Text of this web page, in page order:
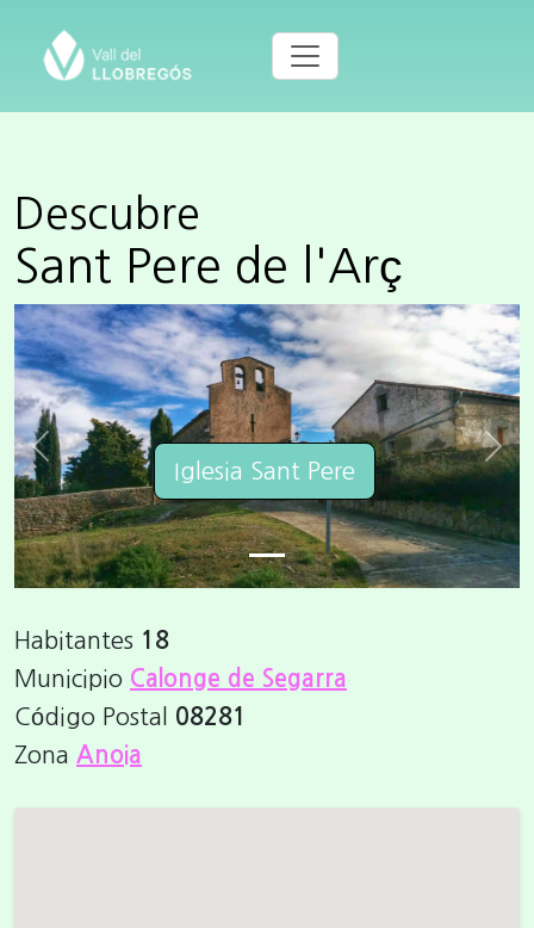
Descubre
Sant Pere de l'Arç
Iglesia Sant Pere
Previous Next
Habitantes 18
Municipio Calonge de Segarra
Código Postal 08281
Zona Anoia